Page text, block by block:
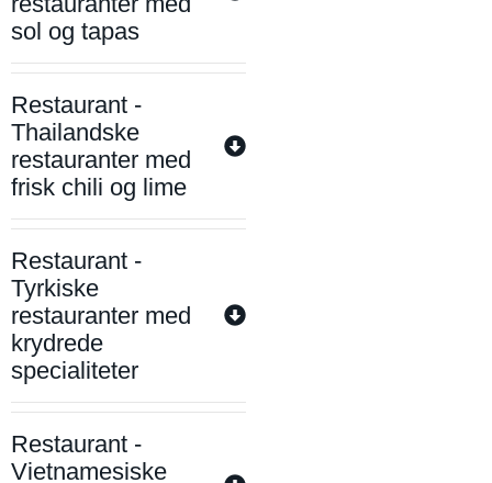
sol og tapas
Restaurant -
Thailandske
restauranter med
frisk chili og lime
Restaurant -
Tyrkiske
restauranter med
krydrede
specialiteter
Restaurant -
Vietnamesiske